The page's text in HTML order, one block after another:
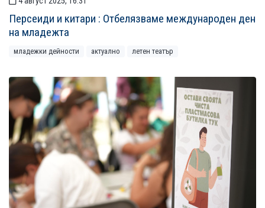
Персеиди и китари : Отбелязваме международен ден
на младежта
младежки дейности актуално летен театър